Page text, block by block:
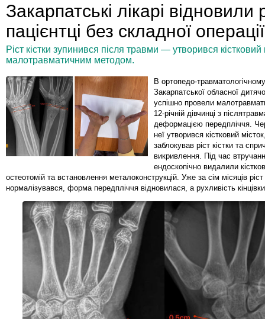
Закарпатські лікарі відновили
пацієнтці без складної
Ріст кістки зупинився після травми — утворився кістковий
малотравматичним методом.
В ортопедо-травматологічному
Закарпатської обласної
успішно провели
12-річній дівчинці з
деформацією передпліччя.
неї утворився кістковий
заблокував ріст кістки та
викривлення. Під час
ендоскопічно видалили
остеотомій та встановлення металоконструкцій. Уже за сім місяців ріст
нормалізувався, форма передпліччя відновилася, а рухливість